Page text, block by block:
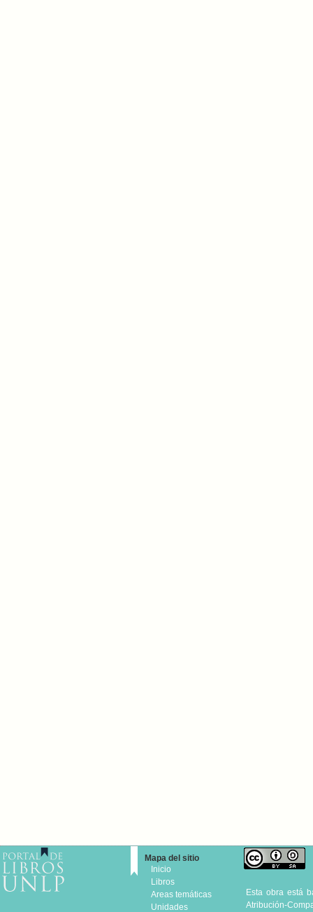
Mapa del sitio
Inicio
Libros
Areas temáticas
Unidades
Esta obra está
Atribución-